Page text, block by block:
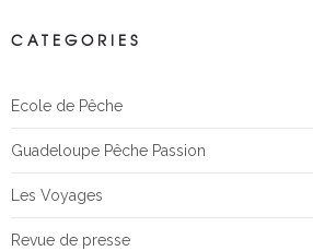
CATEGORIES
Ecole de Pêche
Guadeloupe Pêche Passion
Les Voyages
Revue de presse